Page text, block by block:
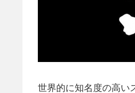
世界的に知名度の高い